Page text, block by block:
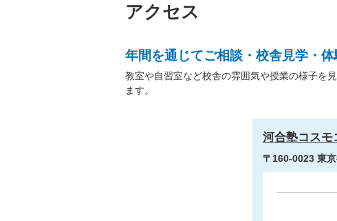
アクセス
年間を通じてご相談・校舎見学・
教室や自習室など校舎の雰囲気や授業の様子を
ます。
河合塾コスモ
〒160-0023 東